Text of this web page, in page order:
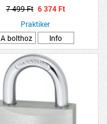
7 499 Ft 6 374 Ft
Praktiker
A bolthoz
Info